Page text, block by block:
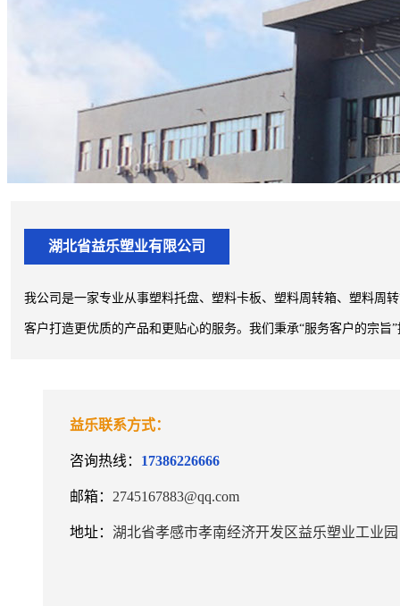
湖北省益乐塑业有限公司
我公司是一家专业从事塑料托盘、塑料卡板、塑料周转箱、塑料周
客户打造更优质的产品和更贴心的服务。我们秉承“服务客户的宗旨
益乐联系方式：
咨询热线： 17386226666
邮箱： 2745167883@qq.com
地址： 湖北省孝感市孝南经济开发区益乐塑业工业园